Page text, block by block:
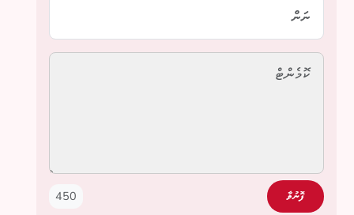
ފޮނުވާ 450